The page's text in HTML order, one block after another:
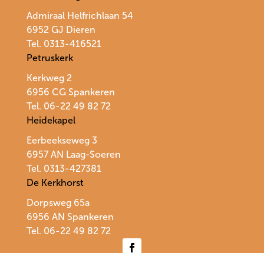
Admiraal Helfrichlaan 54
6952 GJ Dieren
Tel. 0313-416521
Petruskerk
Kerkweg 2
6956 CG Spankeren
Tel. 06-22 49 82 72
Heidekapel
Eerbeekseweg 3
6957 AN Laag-Soeren
Tel. 0313-427381
De Kerkhorst
Dorpsweg 65a
6956 AN Spankeren
Tel. 06-22 49 82 72